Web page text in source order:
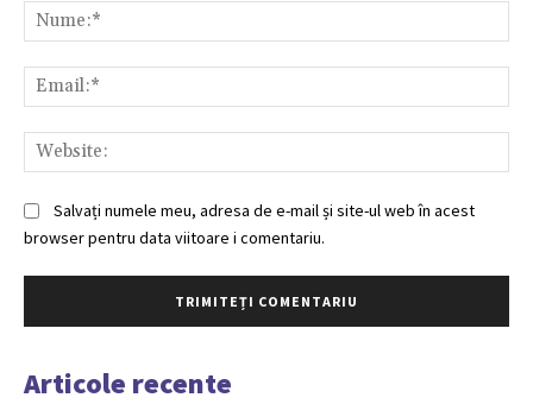
Salvați numele meu, adresa de e-mail și site-ul web în acest
browser pentru data viitoare i comentariu.
Articole recente